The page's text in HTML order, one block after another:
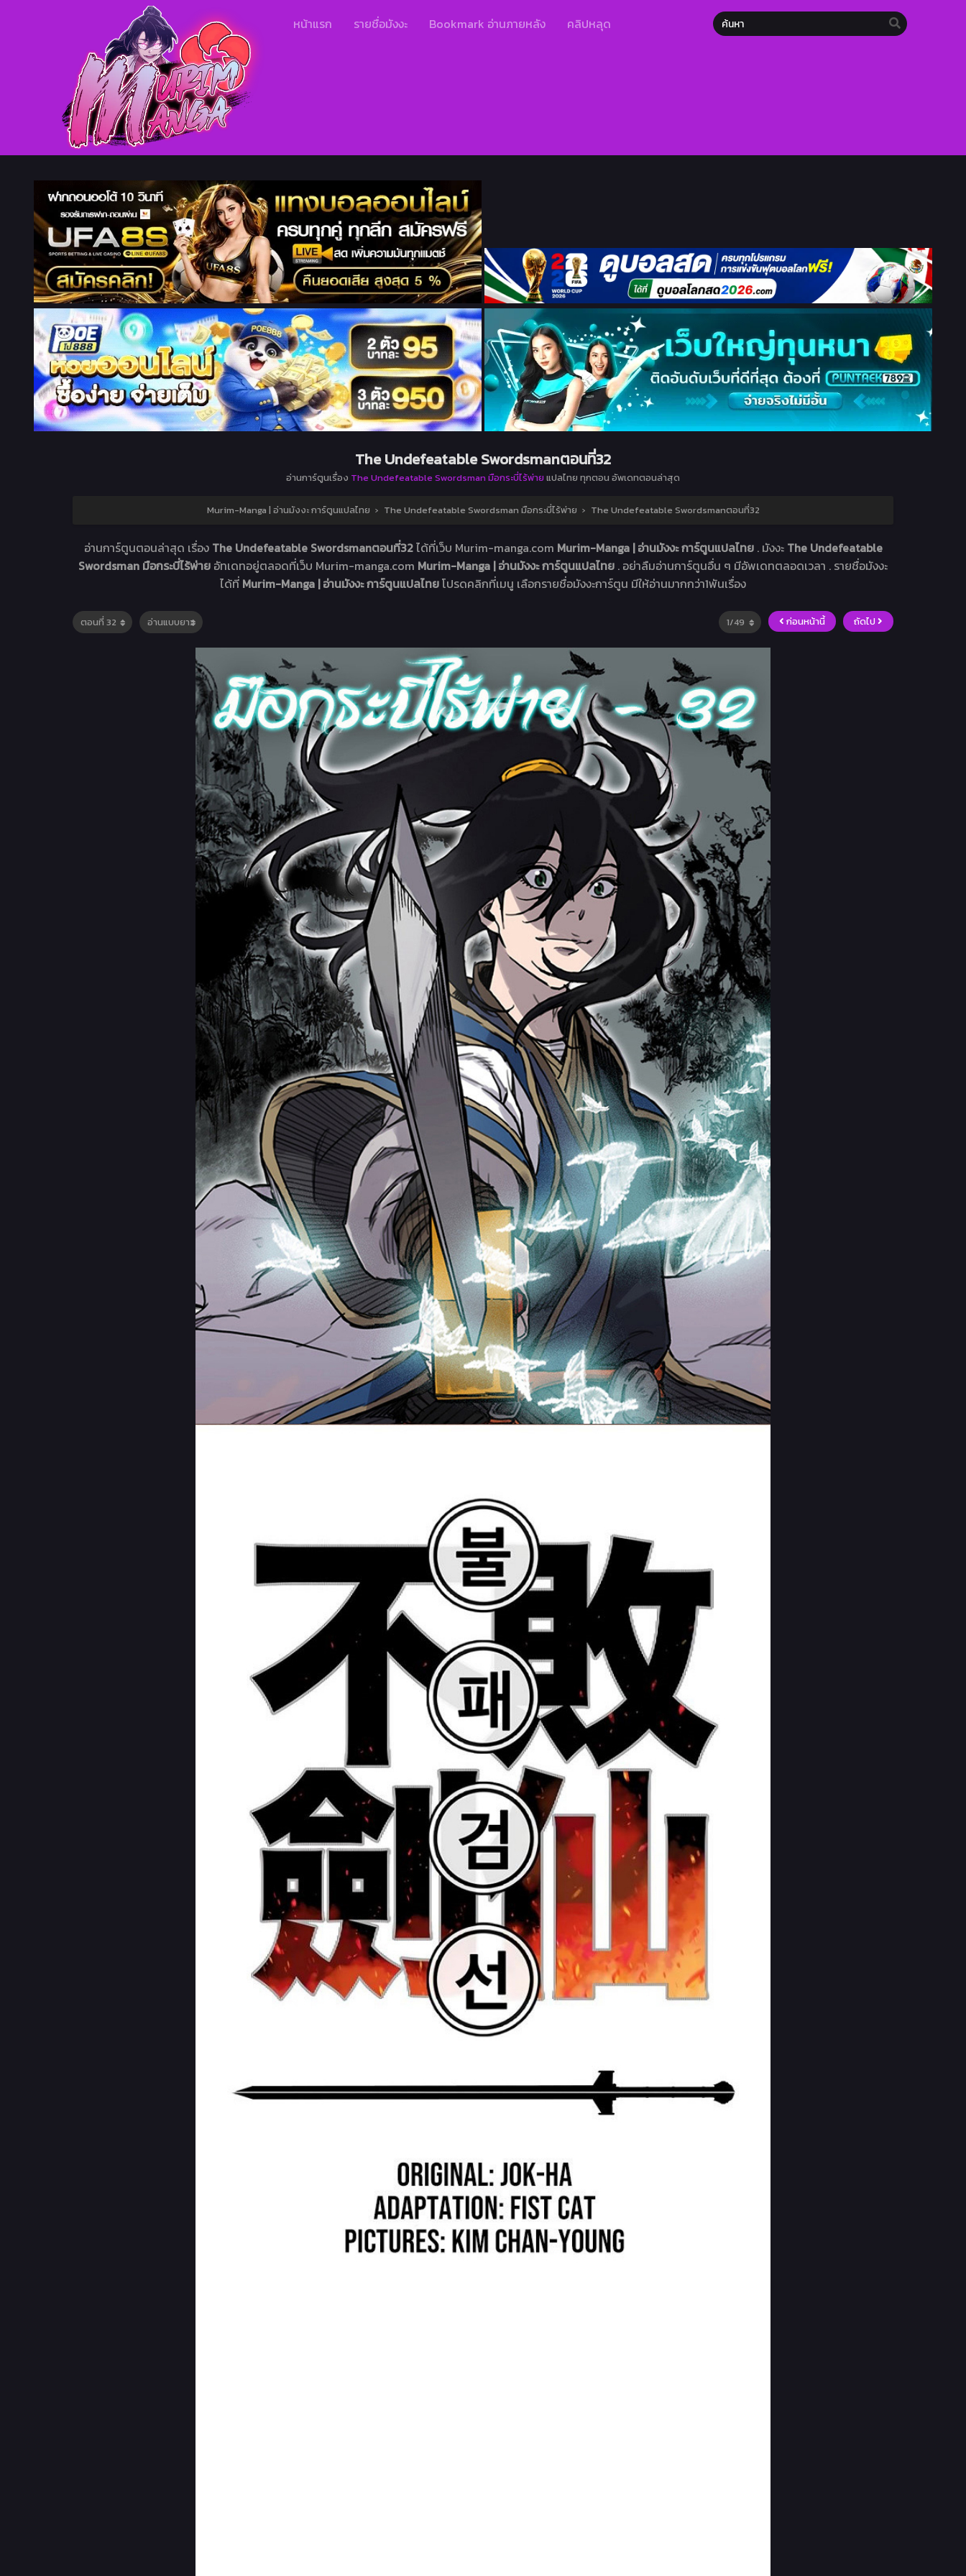
หน้าแรก รายชื่อมังงะ Bookmark อ่านภายหลัง คลิปหลุด
The Undefeatable Swordsmanตอนที่32
อ่านการ์ตูนเรื่อง The Undefeatable Swordsman มือกระบี่ไร้พ่าย แปลไทย ทุกตอน อัพเดทตอนล่าสุด
Murim-Manga | อ่านมังงะ การ์ตูนแปลไทย › The Undefeatable Swordsman มือกระบี่ไร้พ่าย › The Undefeatable Swordsmanตอนที่32
อ่านการ์ตูนตอนล่าสุด เรื่อง The Undefeatable Swordsmanตอนที่32ได้ที่เว็บ Murim-manga.com Murim-Manga | อ่านมังงะ การ์ตูนแปลไทย . มังงะ The Undefeatable
Swordsman มือกระบี่ไร้พ่าย อัทเดทอยู่ตลอดที่เว็บ Murim-manga.com Murim-Manga | อ่านมังงะ การ์ตูนแปลไทย . อย่าลืมอ่านการ์ตูนอื่น ๆ มีอัพเดทตลอดเวลา . รายชื่อมังงะ
ได้ที่ Murim-Manga | อ่านมังงะ การ์ตูนแปลไทยโปรดคลิกที่เมนู เลือกรายชื่อมังงะการ์ตูน มีให้อ่านมากกว่า1พันเรื่อง
ก่อนหน้านี้ ถัดไป